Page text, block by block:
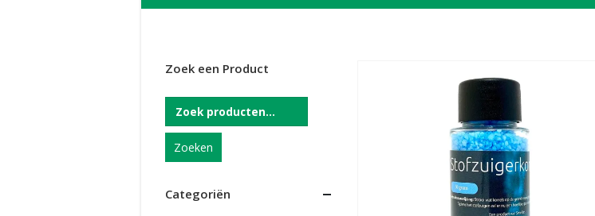
Zoek een Product
Zoeken
Categoriën